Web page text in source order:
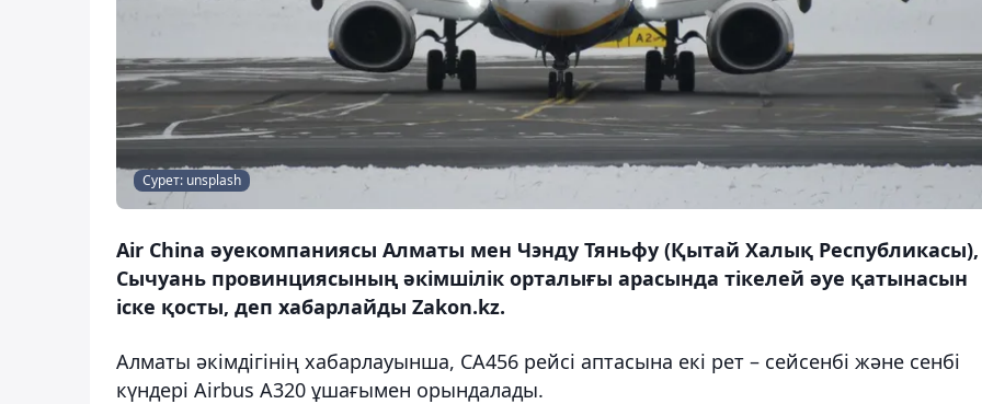
Сурет: unsplash
Air China әуекомпаниясы Алматы мен Чэнду Тяньфу (Қытай Халық Республикасы),
Сычуань провинциясының әкімшілік орталығы арасында тікелей әуе қатынасын
іске қосты, деп хабарлайды Zakon.kz.
Алматы әкімдігінің хабарлауынша, CA456 рейсі аптасына екі рет – сейсенбі және сенбі
күндері Airbus A320 ұшағымен орындалады.